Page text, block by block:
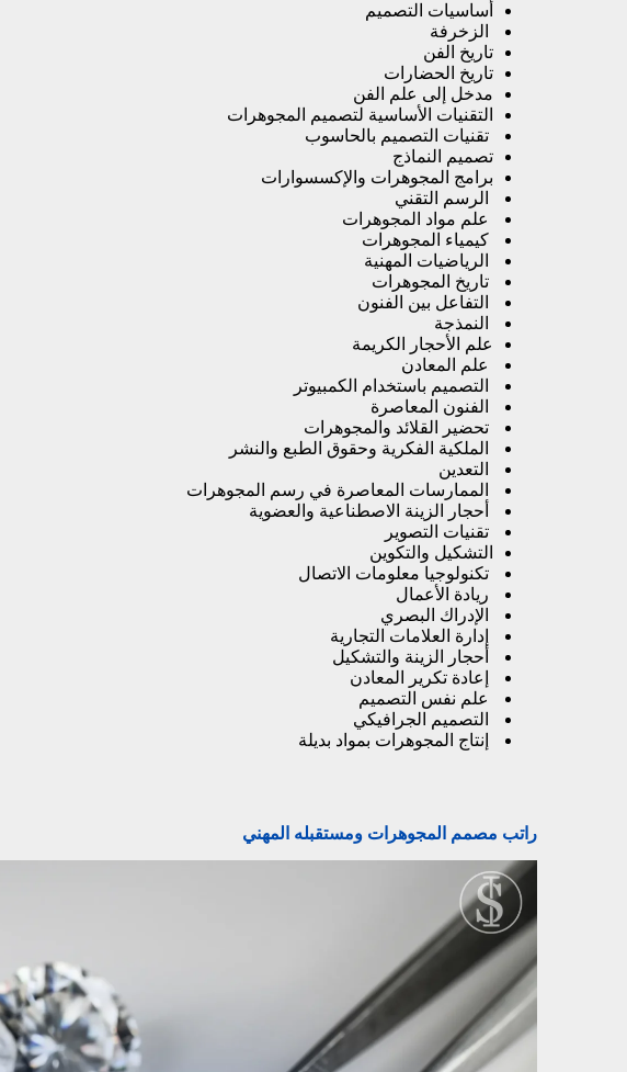
أساسيات التصميم
الزخرفة
تاريخ الفن
تاريخ الحضارات
مدخل إلى علم الفن
التقنيات الأساسية لتصميم المجوهرات
تقنيات التصميم بالحاسوب
تصميم النماذج
برامج المجوهرات والإكسسوارات
الرسم التقني
علم مواد المجوهرات
كيمياء المجوهرات
الرياضيات المهنية
تاريخ المجوهرات
التفاعل بين الفنون
النمذجة
علم الأحجار الكريمة
علم المعادن
التصميم باستخدام الكمبيوتر
الفنون المعاصرة
تحضير القلائد والمجوهرات
الملكية الفكرية وحقوق الطبع والنشر
التعدين
الممارسات المعاصرة في رسم المجوهرات
أحجار الزينة الاصطناعية والعضوية
تقنيات التصوير
التشكيل والتكوين
تكنولوجيا معلومات الاتصال
ريادة الأعمال
الإدراك البصري
إدارة العلامات التجارية
أحجار الزينة والتشكيل
إعادة تكرير المعادن
علم نفس التصميم
التصميم الجرافيكي
إنتاج المجوهرات بمواد بديلة
راتب مصمم المجوهرات ومستقبله المهني